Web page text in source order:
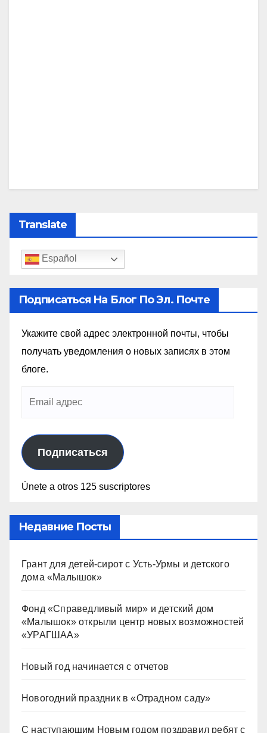
Translate
Español
Подписаться На Блог По Эл. Почте
Укажите свой адрес электронной почты, чтобы
получать уведомления о новых записях в этом
блоге.
Подписаться
Únete a otros 125 suscriptores
Недавние Посты
Грант для детей-сирот с Усть-Урмы и детского
дома «Малышок»
Фонд «Справедливый мир» и детский дом
«Малышок» открыли центр новых возможностей
«УРАГШАА»
Новый год начинается с отчетов
Новогодний праздник в «Отрадном саду»
С наступающим Новым годом поздравил ребят с